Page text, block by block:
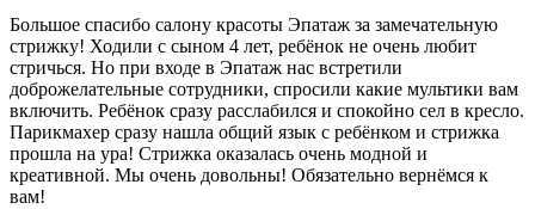
Коррекция татуажа век
Коррекция татуажа губ
Визаж
Массаж
Ручной антицеллюлитный массаж
Большое спасибо салону красоты Эпатаж за замечательную
стрижку! Ходили с сыном 4 лет, ребёнок не очень любит
стричься. Но при входе в Эпатаж нас встретили
доброжелательные сотрудники, спросили какие мультики вам
включить. Ребёнок сразу расслабился и спокойно сел в кресло.
Парикмахер сразу нашла общий язык с ребёнком и стрижка
прошла на ура! Стрижка оказалась очень модной и
креативной. Мы очень довольны! Обязательно вернёмся к
вам!